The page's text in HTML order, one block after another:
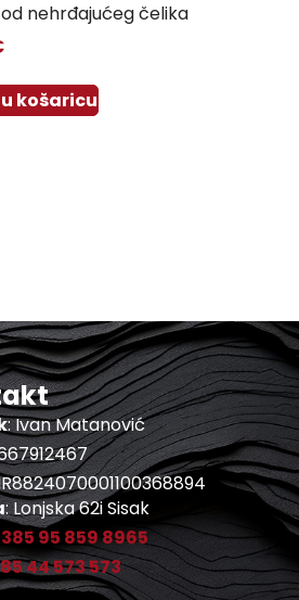
nehrđajućeg čelika
košaricu
: Ivan Matanović
: Lonjska 62i Sisak
95 859 8965
44 573 573